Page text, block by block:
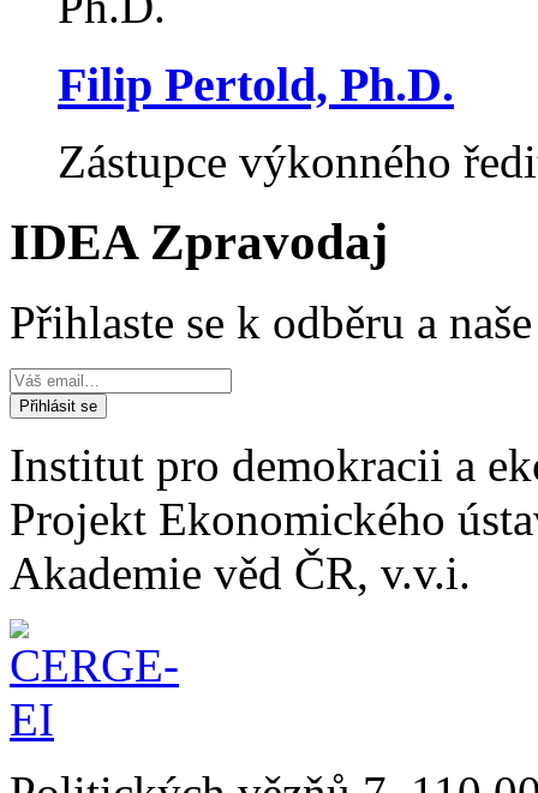
Filip Pertold, Ph.D.
Zástupce výkonného
IDEA Zpravodaj
Přihlaste se k odběru a
Institut pro demokracii a
Projekt Ekonomického
Akademie věd ČR, v.v.i.